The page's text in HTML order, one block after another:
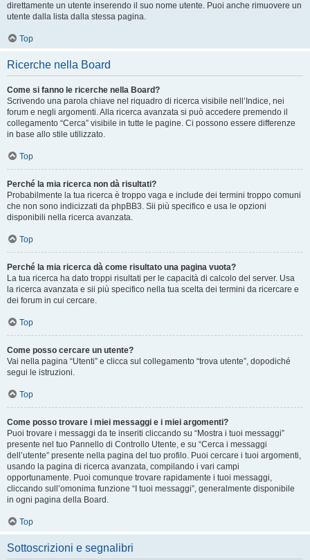
direttamente un utente inserendo il suo nome utente. Puoi anche rimuovere un
utente dalla lista dalla stessa pagina.
Top
Ricerche nella Board
Come si fanno le ricerche nella Board?
Scrivendo una parola chiave nel riquadro di ricerca visibile nell’Indice, nei
forum e negli argomenti. Alla ricerca avanzata si può accedere premendo il
collegamento “Cerca” visibile in tutte le pagine. Ci possono essere differenze
in base allo stile utilizzato.
Top
Perché la mia ricerca non dà risultati?
Probabilmente la tua ricerca è troppo vaga e include dei termini troppo comuni
che non sono indicizzati da phpBB3. Sii più specifico e usa le opzioni
disponibili nella ricerca avanzata.
Top
Perché la mia ricerca dà come risultato una pagina vuota?
La tua ricerca ha dato troppi risultati per le capacità di calcolo del server. Usa
la ricerca avanzata e sii più specifico nella tua scelta dei termini da ricercare e
dei forum in cui cercare.
Top
Come posso cercare un utente?
Vai nella pagina “Utenti” e clicca sul collegamento “trova utente”, dopodiché
segui le istruzioni.
Top
Come posso trovare i miei messaggi e i miei argomenti?
Puoi trovare i messaggi da te inseriti cliccando su “Mostra i tuoi messaggi”
presente nel tuo Pannello di Controllo Utente, e su “Cerca i messaggi
dell’utente” presente nella pagina del tuo profilo. Puoi cercare i tuoi argomenti,
usando la pagina di ricerca avanzata, compilando i vari campi
opportunamente. Puoi comunque trovare rapidamente i tuoi messaggi,
cliccando sull’omonima funzione “I tuoi messaggi”, generalmente disponibile
in ogni pagina della Board.
Top
Sottoscrizioni e segnalibri